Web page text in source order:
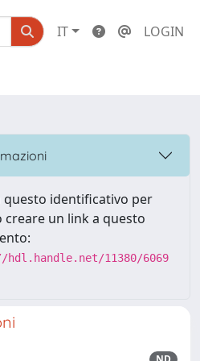
IT LOGIN
questo identificativo per
creare un link a questo
11380/6069